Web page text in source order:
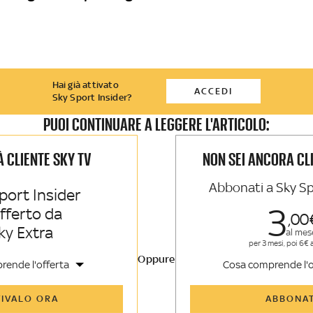
Hai già attivato
Sky Sport Insider?
ACCEDI
PUOI CONTINUARE A LEGGERE L'ARTICOLO:
CLIENTE SKY TV
Insider
da
Extra
l'offerta
ORA
Oppure
NON SEI ANCORA
Abbonati a Sky
300
al
per 3 mesi, poi 6€
Cosa comprende